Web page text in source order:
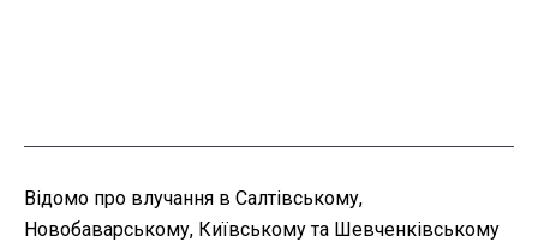
Відомо про влучання в Салтівському,
Новобаварському, Київському та Шевченківському